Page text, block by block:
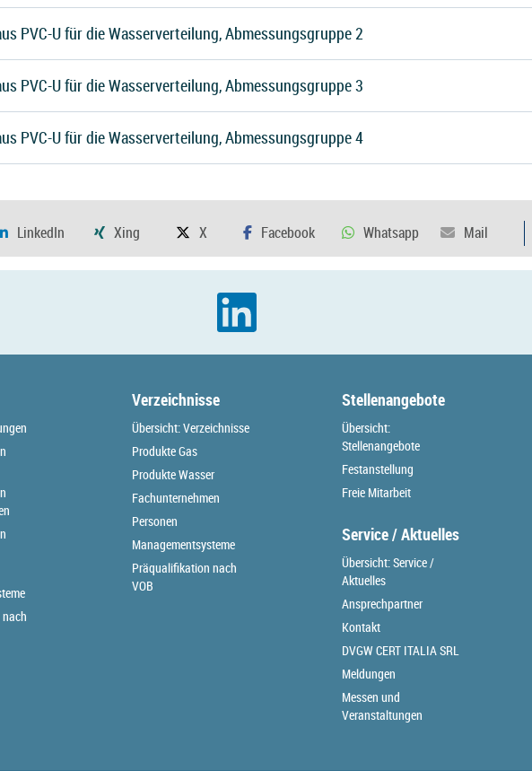
PVC-U für die Wasserverteilung, Abmessungsgruppe 2
PVC-U für die Wasserverteilung, Abmessungsgruppe 3
PVC-U für die Wasserverteilung, Abmessungsgruppe 4
Verzeichnisse
Übersicht: Verzeichnisse
Produkte Gas
Produkte Wasser
Fachunternehmen
Personen
Managementsysteme
Präqualifikation nach
VOB
Stellenangebote
Übersicht:
Stellenangebote
Festanstellung
Freie Mitarbeit
Service / Aktuelles
Übersicht: Service /
Aktuelles
Ansprechpartner
Kontakt
DVGW CERT ITALIA SRL
Meldungen
Messen und
Veranstaltungen